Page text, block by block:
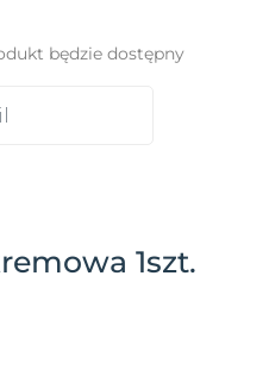
będzie dostępny
1szt.